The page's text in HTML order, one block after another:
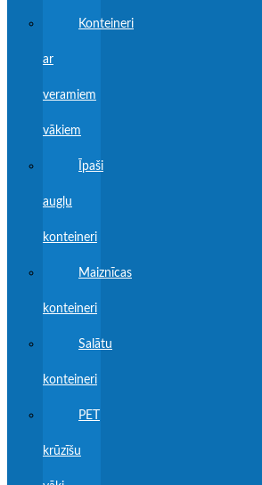
Konteineri
ar
veramiem
vākiem
Īpaši
augļu
konteineri
Maiznīcas
konteineri
Salātu
konteineri
PET
krūzīšu